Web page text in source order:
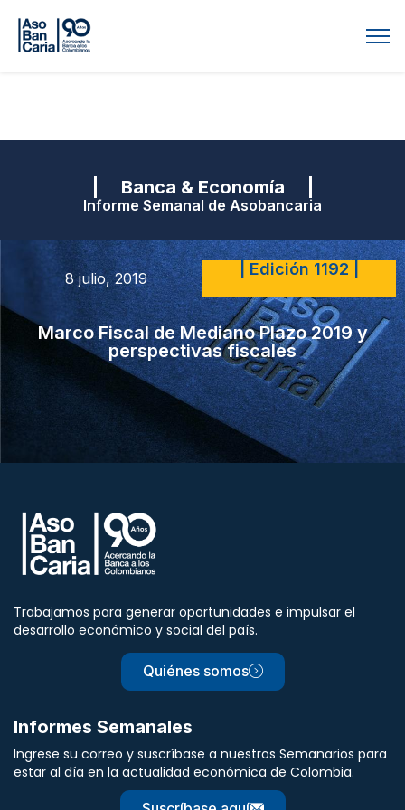
| Banca & Economía |
Informe Semanal de Asobancaria
8 julio, 2019 | Edición 1192 |
Marco Fiscal de Mediano Plazo 2019 y
perspectivas fiscales
Trabajamos para generar oportunidades e impulsar el
desarrollo económico y social del país.
Quiénes somos
Informes Semanales
Ingrese su correo y suscríbase a nuestros Semanarios para
estar al día en la actualidad económica de Colombia.